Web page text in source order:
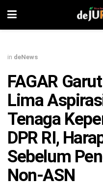
in deNews
FAGAR
Lima
Tenaga
DPR RI,
Sebelum
Non-ASN